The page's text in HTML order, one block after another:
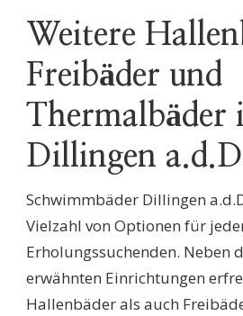
Weitere
Freibäder und
Thermalbäder
Dillingen
Schwimmbäder Dillingen
Vielzahl von Optionen für
Erholungssuchenden. Neben
erwähnten Einrichtungen
Hallenbäder als auch